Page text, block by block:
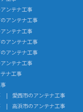
ンテナ工事
アンテナ工事
ンテナ工事
アンテナ工事
アンテナ工事
ンテナ工事
ナ工事
愛西市のアンテナ工事
高浜市のアンテナ工事